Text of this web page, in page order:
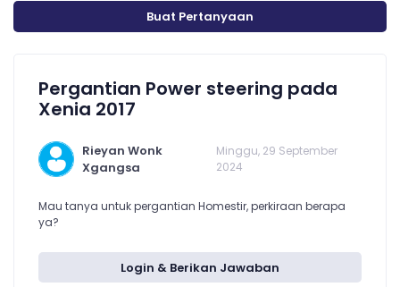
Buat Pertanyaan
Pergantian Power steering pada
Xenia 2017
Rieyan Wonk
Xgangsa
Minggu, 29 September
2024
Mau tanya untuk pergantian Homestir, perkiraan berapa
ya?
Login & Berikan Jawaban